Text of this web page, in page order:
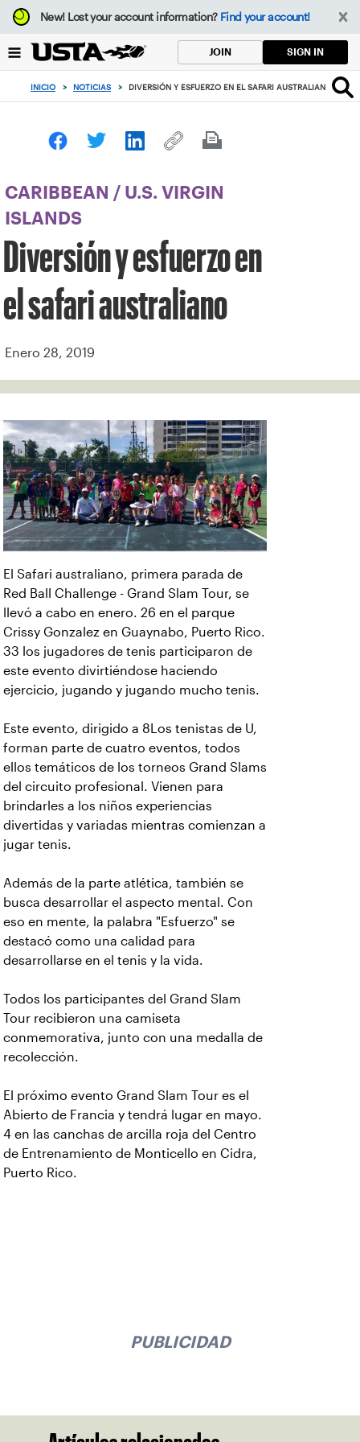
Enfoque
desde
botón
volver
principio
New!Lost your account information? Find your account!
JOIN SIGN IN
INICIO > NOTICIAS > DIVERSIÓN Y ESFUERZO EN EL SAFARI AUSTRALIANO
CARIBBEAN / U.S. VIRGIN
ISLANDS
Diversión y esfuerzo en
el safari australiano
Enero 28, 2019
El Safari australiano, primera parada de
Red Ball Challenge - Grand Slam Tour, se
llevó a cabo en enero. 26 en el parque
Crissy Gonzalez en Guaynabo, Puerto Rico.
33 los jugadores de tenis participaron de
este evento divirtiéndose haciendo
ejercicio, jugando y jugando mucho tenis.
Este evento, dirigido a 8Los tenistas de U,
forman parte de cuatro eventos, todos
ellos temáticos de los torneos Grand Slams
del circuito profesional. Vienen para
brindarles a los niños experiencias
divertidas y variadas mientras comienzan a
jugar tenis.
Además de la parte atlética, también se
busca desarrollar el aspecto mental. Con
eso en mente, la palabra "Esfuerzo" se
destacó como una calidad para
desarrollarse en el tenis y la vida.
Todos los participantes del Grand Slam
Tour recibieron una camiseta
conmemorativa, junto con una medalla de
recolección.
El próximo evento Grand Slam Tour es el
Abierto de Francia y tendrá lugar en mayo.
4 en las canchas de arcilla roja del Centro
de Entrenamiento de Monticello en Cidra,
Puerto Rico.
PUBLICIDAD